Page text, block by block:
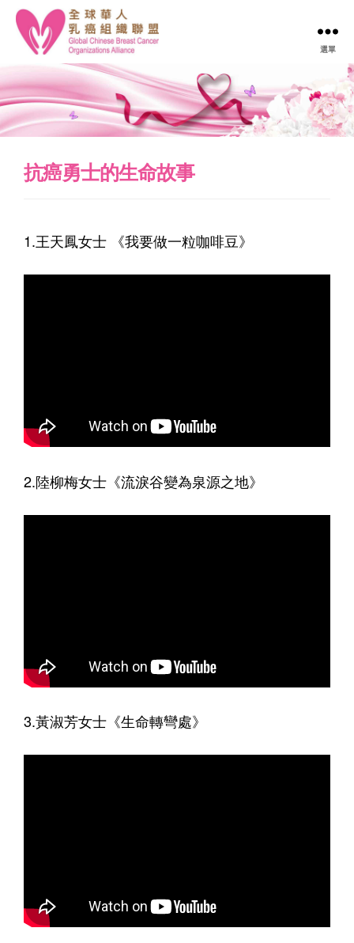
球
華
人
乳
組
織
Global
Chinese
Breast
選單
抗癌勇士的生命故事
1.王天鳳女士 《我要做一粒咖啡豆》
2.陸柳梅女士《流淚谷變為泉源之地》
3.黃淑芳女士《生命轉彎處》